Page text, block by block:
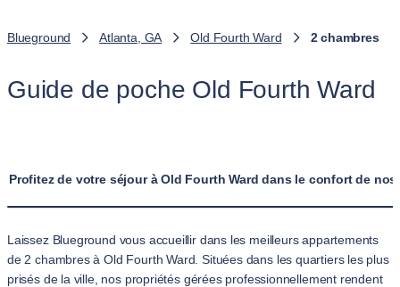
Blueground Atlanta, GA Old Fourth Ward 2 chambres
Guide de poche Old Fourth Ward
Profitez de votre séjour à Old Fourth Ward dans le confort de
Laissez Blueground vous accueillir dans les meilleurs appartements
de 2 chambres à Old Fourth Ward. Situées dans les quartiers les plus
prisés de la ville, nos propriétés gérées professionnellement rendent